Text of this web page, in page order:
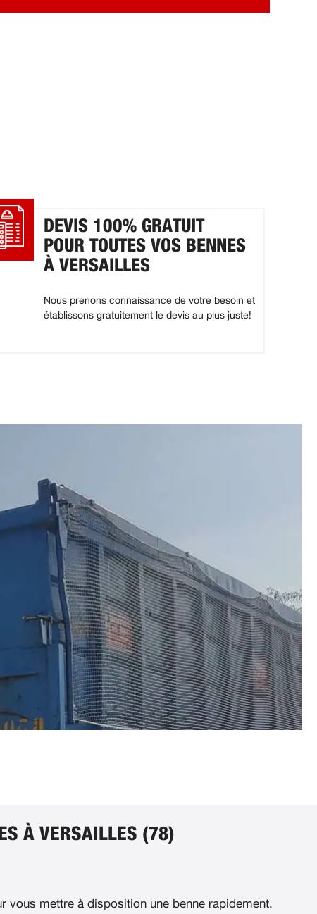
DEVIS 100% GRATUIT
POUR TOUTES VOS BENNES
À VERSAILLES
Nous prenons connaissance de votre besoin et
établissons gratuitement le devis au plus juste!
À VERSAILLES (78)
vous mettre à disposition une benne rapidement.